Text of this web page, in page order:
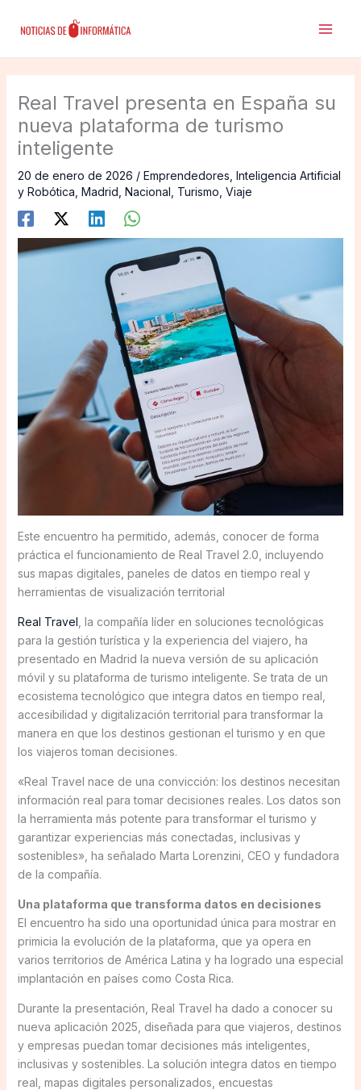
Real Travel presenta en España su
nueva plataforma de turismo
inteligente
20 de enero de 2026 / Emprendedores Inteligencia Artificial
y Robótica Madrid Nacional Turismo Viaje
Este encuentro ha permitido, además, conocer de forma
práctica el funcionamiento de Real Travel 2.0, incluyendo
sus mapas digitales, paneles de datos en tiempo real y
herramientas de visualización territorial
Real Travel , la compañía líder en soluciones tecnológicas
para la gestión turística y la experiencia del viajero, ha
presentado en Madrid la nueva versión de su aplicación
móvil y su plataforma de turismo inteligente. Se trata de un
ecosistema tecnológico que integra datos en tiempo real,
accesibilidad y digitalización territorial para transformar la
manera en que los destinos gestionan el turismo y en que
los viajeros toman decisiones.
«Real Travel nace de una convicción: los destinos necesitan
información real para tomar decisiones reales. Los datos son
la herramienta más potente para transformar el turismo y
garantizar experiencias más conectadas, inclusivas y
sostenibles», ha señalado Marta Lorenzini, CEO y fundadora
de la compañía.
Una plataforma que transforma datos en decisiones
El encuentro ha sido una oportunidad única para mostrar en
primicia la evolución de la plataforma, que ya opera en
varios territorios de América Latina y ha logrado una especial
implantación en países como Costa Rica.
Durante la presentación, Real Travel ha dado a conocer su
nueva aplicación 2025, diseñada para que viajeros, destinos
y empresas puedan tomar decisiones más inteligentes,
inclusivas y sostenibles. La solución integra datos en tiempo
real, mapas digitales personalizados, encuestas